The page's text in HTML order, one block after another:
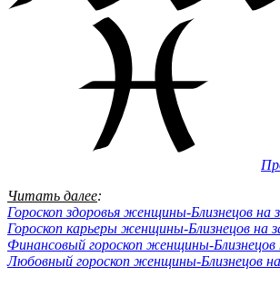
Читать далее:
Гороскоп здоровья женщины-Близнецов на
Гороскоп карьеры женщины-Близнецов на
Финансовый гороскоп женщины-Близнецов
Любовный гороскоп женщины-Близнецов